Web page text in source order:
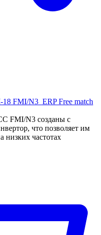
FMI/N3_ERP Free match
FMI/N3 созданы с
что позволяет им
низких частотах